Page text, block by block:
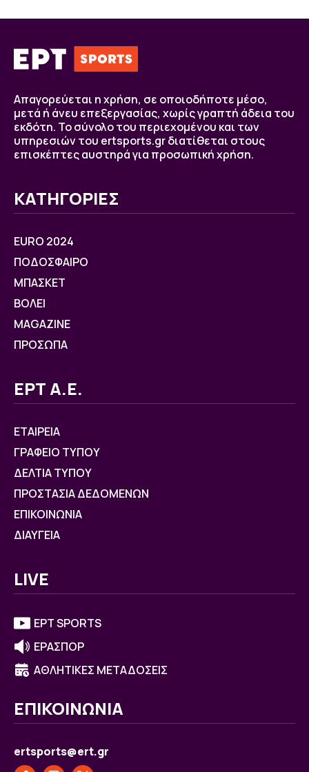
Απαγορεύεται η χρήση, σε οποιοδήποτε μέσο,
μετά ή άνευ επεξεργασίας, χωρίς γραπτή άδεια του
εκδότη. Το σύνολο του περιεχομένου και των
υπηρεσιών του ertsports.gr διατίθεται στους
επισκέπτες αυστηρά για προσωπική χρήση.
ΚΑΤΗΓΟΡΙΕΣ
EURO 2024
ΠΟΔΟΣΦΑΙΡΟ
ΜΠΑΣΚΕΤ
ΒOΛΕΙ
MAGAZINE
ΠΡΟΣΩΠΑ
ΕΡΤ Α.Ε.
ΕΤΑΙΡΕΙΑ
ΓΡΑΦΕΙΟ ΤΥΠΟΥ
ΔΕΛΤΙΑ ΤΥΠΟΥ
ΠΡΟΣΤΑΣΙΑ ΔΕΔΟΜΕΝΩΝ
ΕΠΙΚΟΙΝΩΝΙΑ
ΔΙΑΥΓΕΙΑ
LIVE
ΕΡΤ SPORTS
ΕΡΑΣΠΟΡ
ΑΘΛΗΤΙΚΕΣ ΜΕΤΑΔΟΣΕΙΣ
ΕΠΙΚΟΙΝΩΝΙΑ
ertsports@ert.gr